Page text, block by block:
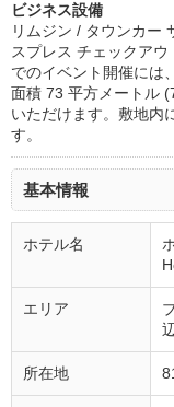
ビジネス設備
リムジン / タウンカー
スプレス チェックア
でのイベント開催には
面積 73 平方メートル
いただけます。敷地内
す。
基本情報
ホテル名
エリア
所在地